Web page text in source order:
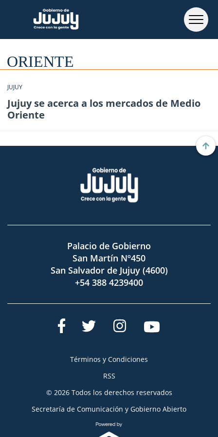
ORIENTE
JUJUY
Jujuy se acerca a los mercados de Medio
Oriente
Palacio de Gobierno
San Martín Nº450
San Salvador de Jujuy (4600)
+54 388 4239400
Términos y Condiciones
RSS
© 2026 Todos los derechos reservados
Secretaría de Comunicación y Gobierno Abierto